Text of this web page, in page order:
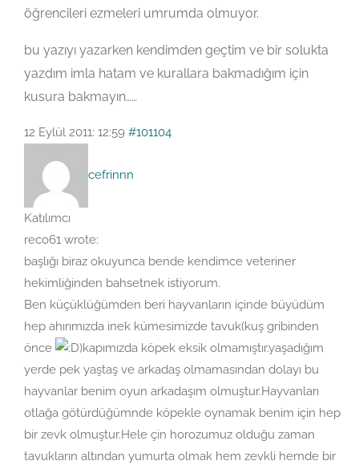
öğrencileri ezmeleri umrumda olmuyor.
bu yazıyı yazarken kendimden geçtim ve bir solukta
yazdım imla hatam ve kurallara bakmadığım için
kusura bakmayın……
12 Eylül 2011: 12:59 #101104
cefrinnn
Katılımcı
reco61 wrote:
başlığı biraz okuyunca bende kendimce veteriner
hekimliğinden bahsetnek istiyorum.
Ben küçüklüğümden beri hayvanların içinde büyüdüm
hep ahırımızda inek kümesimizde tavuk(kuş gribinden
önce
)kapımızda köpek eksik olmamıştır.yaşadığım
yerde pek yaştaş ve arkadaş olmamasından dolayı bu
hayvanlar benim oyun arkadaşım olmuştur.Hayvanları
otlağa götürdüğümnde köpekle oynamak benim için hep
bir zevk olmuştur.Hele çin horozumuz olduğu zaman
tavukların altından yumurta olmak hem zevkli hemde bir